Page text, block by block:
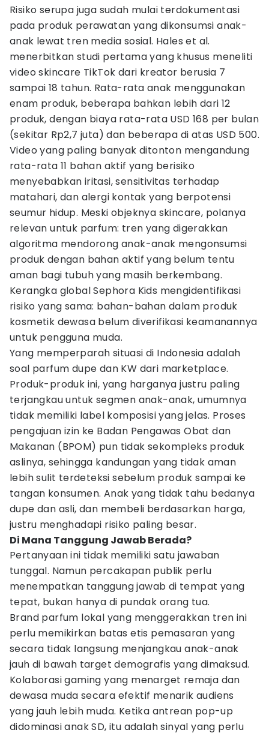
Risiko serupa juga sudah mulai terdokumentasi
pada produk perawatan yang dikonsumsi anak-
anak lewat tren media sosial. Hales et al.
menerbitkan studi pertama yang khusus meneliti
video skincare TikTok dari kreator berusia 7
sampai 18 tahun. Rata-rata anak menggunakan
enam produk, beberapa bahkan lebih dari 12
produk, dengan biaya rata-rata USD 168 per bulan
(sekitar Rp2,7 juta) dan beberapa di atas USD 500.
Video yang paling banyak ditonton mengandung
rata-rata 11 bahan aktif yang berisiko
menyebabkan iritasi, sensitivitas terhadap
matahari, dan alergi kontak yang berpotensi
seumur hidup. Meski objeknya skincare, polanya
relevan untuk parfum: tren yang digerakkan
algoritma mendorong anak-anak mengonsumsi
produk dengan bahan aktif yang belum tentu
aman bagi tubuh yang masih berkembang.
Kerangka global Sephora Kids mengidentifikasi
risiko yang sama: bahan-bahan dalam produk
kosmetik dewasa belum diverifikasi keamanannya
untuk pengguna muda.
Yang memperparah situasi di Indonesia adalah
soal parfum dupe dan KW dari marketplace.
Produk-produk ini, yang harganya justru paling
terjangkau untuk segmen anak-anak, umumnya
tidak memiliki label komposisi yang jelas. Proses
pengajuan izin ke Badan Pengawas Obat dan
Makanan (BPOM) pun tidak sekompleks produk
aslinya, sehingga kandungan yang tidak aman
lebih sulit terdeteksi sebelum produk sampai ke
tangan konsumen. Anak yang tidak tahu bedanya
dupe dan asli, dan membeli berdasarkan harga,
justru menghadapi risiko paling besar.
Di Mana Tanggung Jawab Berada?
Pertanyaan ini tidak memiliki satu jawaban
tunggal. Namun percakapan publik perlu
menempatkan tanggung jawab di tempat yang
tepat, bukan hanya di pundak orang tua.
Brand parfum lokal yang menggerakkan tren ini
perlu memikirkan batas etis pemasaran yang
secara tidak langsung menjangkau anak-anak
jauh di bawah target demografis yang dimaksud.
Kolaborasi gaming yang menarget remaja dan
dewasa muda secara efektif menarik audiens
yang jauh lebih muda. Ketika antrean pop-up
didominasi anak SD, itu adalah sinyal yang perlu